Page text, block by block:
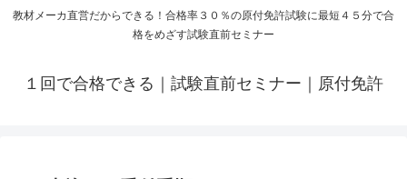
教材メーカ直営だからできる！合格率３０％の原付免許試験に最短４５分で合
格をめざす試験直前セミナー
１回で合格できる｜試験直前セミナー｜原付免許